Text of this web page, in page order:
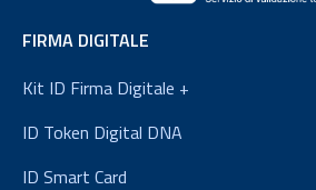
FIRMA DIGITALE
Kit ID Firma Digitale +
ID Token Digital DNA
ID Smart Card